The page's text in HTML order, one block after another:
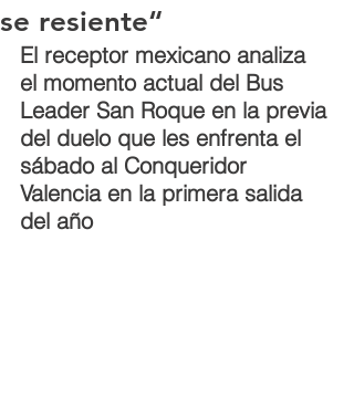
se resiente“
El receptor mexicano analiza
el momento actual del Bus
Leader San Roque en la previa
del duelo que les enfrenta el
sábado al Conqueridor
Valencia en la primera salida
del año